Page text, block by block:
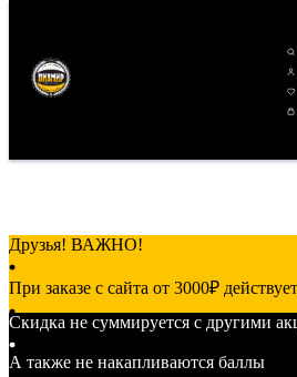
Друзья! ВАЖНО!
При заказе с сайта от 3000₽
от 7000₽ действует СКИДКА 15%
Скидка не суммируется с другими
А также не накапливаются баллы